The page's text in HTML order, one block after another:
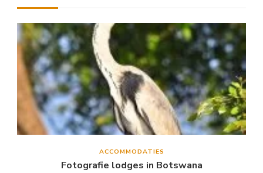
ACCOMMODATIES
Fotografie lodges in Botswana